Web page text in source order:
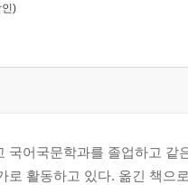
)
국어국문학과를 졸업하고
로 활동하고 있다. 옮긴 책으